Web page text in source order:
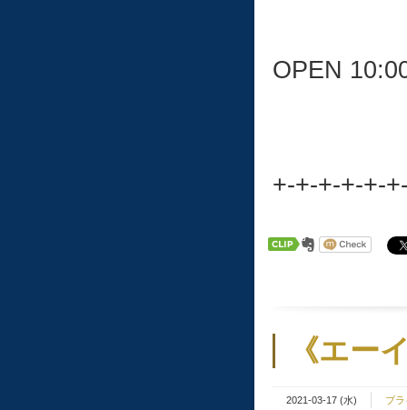
OPEN
+-+-+-+-+-
《エー
2021-03-17 (水) ブ